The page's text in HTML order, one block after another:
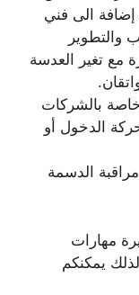
إضافة الى فني
والتطوير
مع تغير العدسة
بالشركات
الدخول أو
الدسمة
مهارات
يمكنكم